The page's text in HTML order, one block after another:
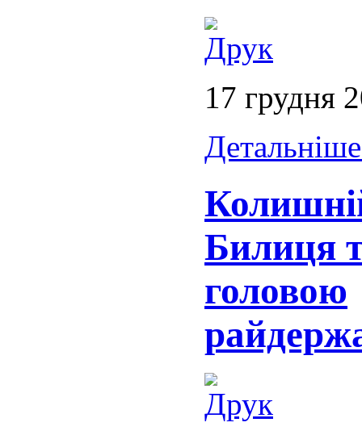
17 грудня
Билиця
головою